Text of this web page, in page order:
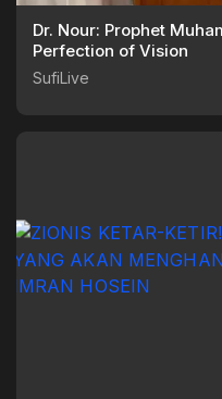
Dr. Nour: Prophet
Perfection of Vision
SufiLive